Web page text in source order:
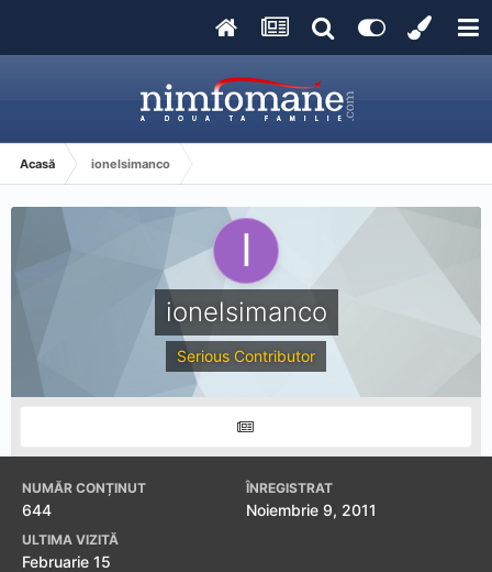
Acasă ionelsimanco
ionelsimanco
Serious Contributor
NUMĂR CONȚINUT
644
ÎNREGISTRAT
Noiembrie 9, 2011
ULTIMA VIZITĂ
Februarie 15